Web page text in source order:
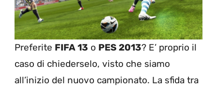
Preferite FIFA 13 o PES 2013? E’ proprio il
caso di chiederselo, visto che siamo
all’inizio del nuovo campionato. La sfida tra